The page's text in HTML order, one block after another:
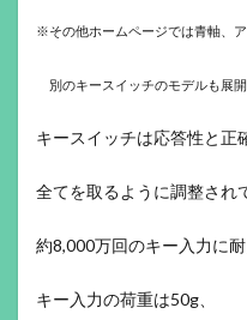
※その他ホームページでは青軸、ア
別のキースイッチのモデルも展開
キースイッチは応答性と正
全てを取るように調整され
約8,000万回のキー入力に耐
キー入力の荷重は50g、